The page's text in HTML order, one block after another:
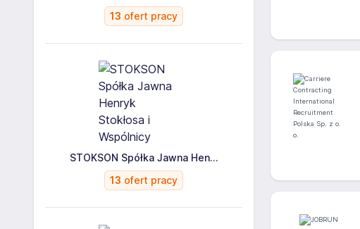
13 ofert pracy
STOKSON Spółka Jawna Hen...
13 ofert pracy